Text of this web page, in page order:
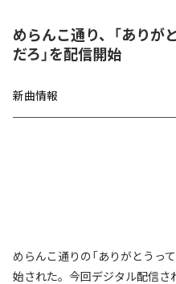
めらんこ通り、「ありが
だろ」を配信開始
新曲情報
めらんこ通りの「ありがとうっ
始された。今回デジタル配信さ